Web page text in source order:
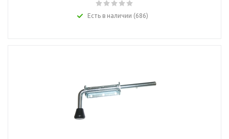
Есть в наличии (686)